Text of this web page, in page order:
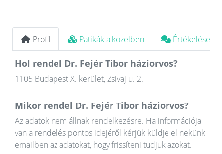
Profil Patikák a közelben Értékelések
Hol rendel Dr. Fejér Tibor háziorvos?
1105 Budapest X. kerület, Zsivaj u. 2.
Mikor rendel Dr. Fejér Tibor háziorvos?
Az adatok nem állnak rendelkezésre. Ha információja
van a rendelés pontos idejéről kérjük küldje el nekünk
emailben az adatokat, hogy frissíteni tudjuk azokat.